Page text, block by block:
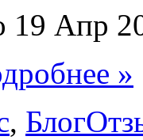
19 Апр
»
, Блог